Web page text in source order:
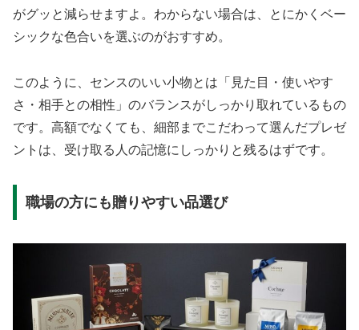
がグッと減らせますよ。わからない場合は、とにかくベー
シックな色合いを選ぶのがおすすめ。
このように、センスのいい小物とは「見た目・使いやす
さ・相手との相性」のバランスがしっかり取れているもの
です。高額でなくても、細部までこだわって選んだプレゼ
ントは、受け取る人の記憶にしっかりと残るはずです。
職場の方にも贈りやすい品選び